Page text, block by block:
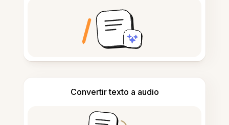
Convertir texto a audio